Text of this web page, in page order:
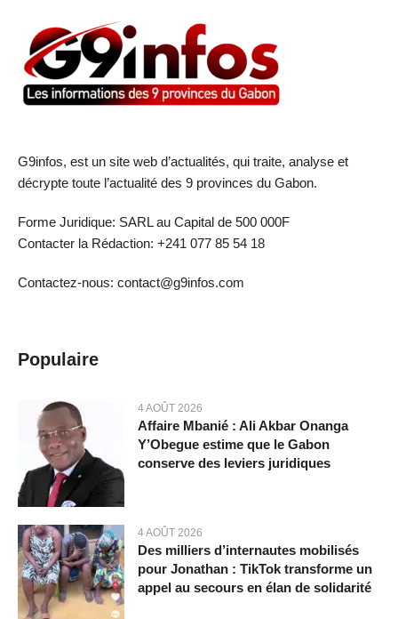
G9infos, est un site web d’actualités, qui traite, analyse et
décrypte toute l’actualité des 9 provinces du Gabon.
Forme Juridique: SARL au Capital de 500 000F
Contacter la Rédaction: +241 077 85 54 18
Contactez-nous: contact@g9infos.com
Populaire
4 AOÛT 2026
Affaire Mbanié : Ali Akbar Onanga
Y’Obegue estime que le Gabon
conserve des leviers juridiques
4 AOÛT 2026
Des milliers d’internautes mobilisés
pour Jonathan : TikTok transforme un
appel au secours en élan de solidarité